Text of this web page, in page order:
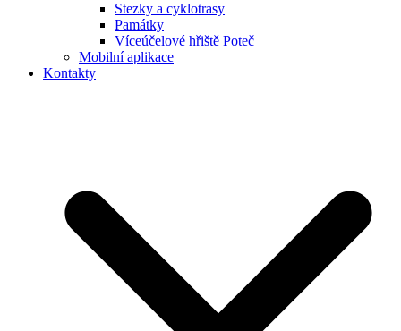
Stezky a cyklotrasy
Památky
Víceúčelové hřiště Poteč
Mobilní aplikace
Kontakty